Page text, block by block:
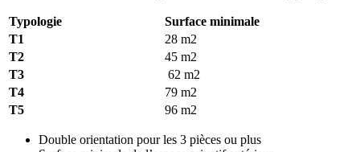
Typologie
Surface minimale
T1
28 m2
T2
45 m2
T3
62 m2
T4
79 m2
T5
96 m2
Double orientation pour les 3 pièces ou plus